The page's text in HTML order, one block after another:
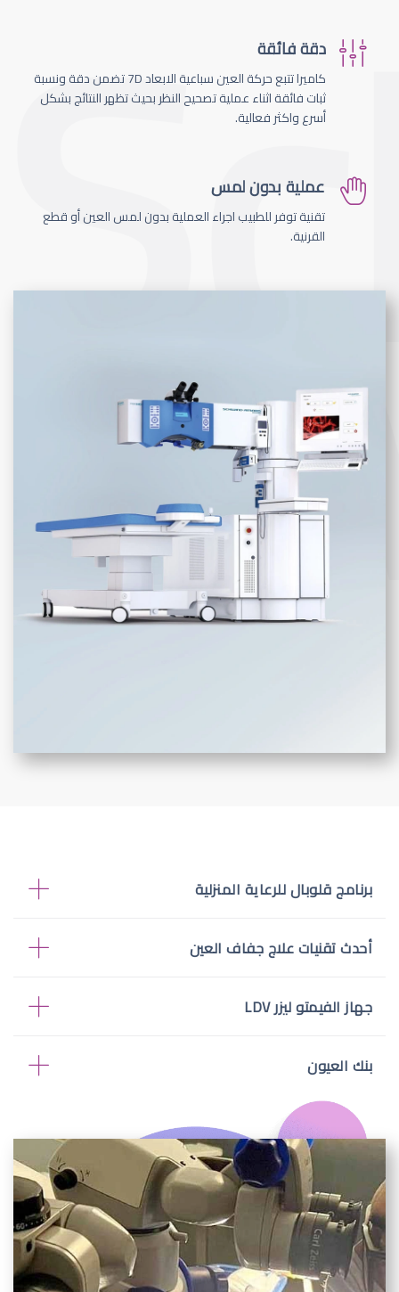
دقة فائقة
كاميرا تتبع حركة العين سباعية الابعاد 7D تضمن دقة ونسبة
ثبات فائقة اثناء عملية تصحيح النظر بحيث تظهر النتائج بشكل
أسرع واكثر فعالية.
عملية بدون لمس
تقنية توفر للطبيب اجراء العملية بدون لمس العين أو قطع
القرنية.
برنامج قلوبال للرعاية المنزلية
أحدث تقنيات علاج جفاف العين
جهاز الفيمتو ليزر LDV
بنك العيون